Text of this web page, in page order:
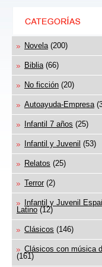
Novela (200)
Biblia (66)
No ficción (20)
Autoayuda-Empresa
Infantil 7 años (25)
Infantil y Juvenil (53)
Relatos (25)
Terror (2)
Infantil y Juvenil
Latino(12)
Clásicos (146)
Clásicos con música
(161)